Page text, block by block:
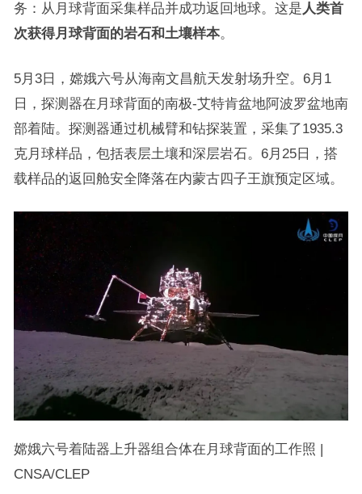
务：从月球背面采集样品并成功返回地球。这是 人类首
次获得月球背面的岩石和土壤样本。
5月3日，嫦娥六号从海南文昌航天发射场升空。6月1
日，探测器在月球背面的南极-艾特肯盆地阿波罗盆地南
部着陆。探测器通过机械臂和钻探装置，采集了1935.3
克月球样品，包括表层土壤和深层岩石。6月25日，搭
载样品的返回舱安全降落在内蒙古四子王旗预定区域。
嫦娥六号着陆器上升器组合体在月球背面的工作照 |
CNSA/CLEP